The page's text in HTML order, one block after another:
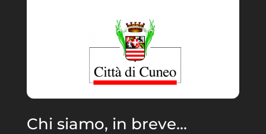
Chi siamo, in breve...